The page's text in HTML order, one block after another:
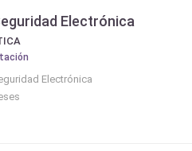
Electrónica
Electrónica